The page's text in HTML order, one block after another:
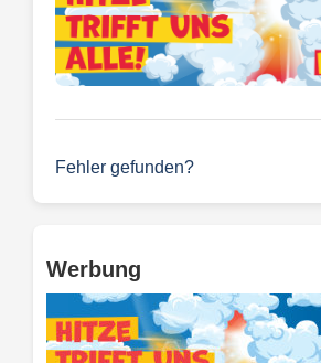
Fehler gefunden?
Werbung